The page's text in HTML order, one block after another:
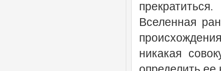
Вселенная
никакая